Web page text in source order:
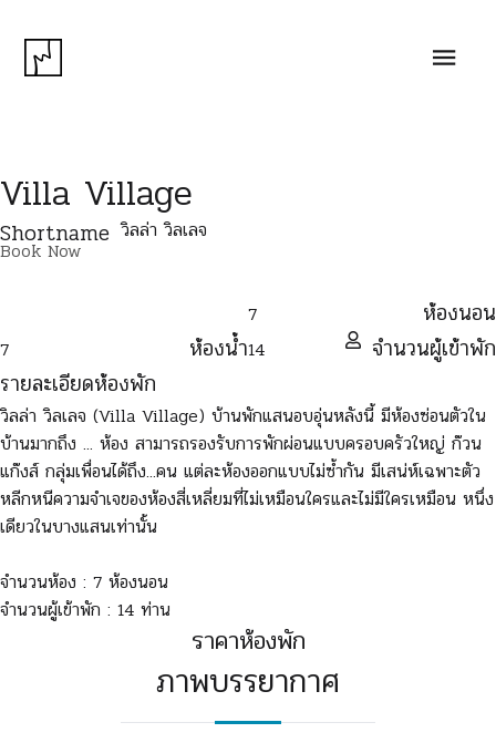
Villa Village
Shortname วิลล่า วิลเลจ
Book Now
ห้องนอน
7
ห้องน้ำ
7 จำนวนผู้เข้าพัก
14
รายละเอียดห้องพัก
วิลล่า วิลเลจ (Villa Village) บ้านพักแสนอบอุ่นหลังนี้ มีห้องซ่อนตัวใน
บ้านมากถึง ... ห้อง สามารถรองรับการพักผ่อนแบบครอบครัวใหญ่ ก๊วน
แก๊งส์ กลุ่มเพื่อนได้ถึง...คน แต่ละห้องออกแบบไม่ซ้ำกัน มีเสน่ห์เฉพาะตัว
หลีกหนีความจำเจของห้องสี่เหลี่ยมที่ไม่เหมือนใครและไม่มีใครเหมือน หนึ่ง
เดียวในบางแสนเท่านั้น
จำนวนห้อง : 7 ห้องนอน
จำนวนผู้เข้าพัก : 14 ท่าน
ราคาห้องพัก
ภาพบรรยากาศ